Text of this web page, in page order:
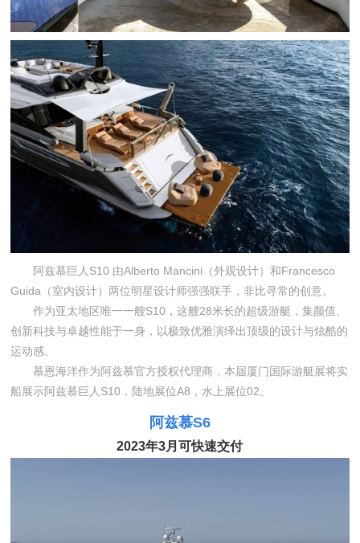
阿兹慕巨人S10 由Alberto Mancini（外观设计）和Francesco
Guida（室内设计）两位明星设计师强强联手，非比寻常的创意。
作为亚太地区唯一一艘S10，这艘28米长的超级游艇，集颜值、
创新科技与卓越性能于一身，以极致优雅演绎出顶级的设计与炫酷的
运动感。
慕恩海洋作为阿兹慕官方授权代理商，本届厦门国际游艇展将实
船展示阿兹慕巨人S10，陆地展位A8，水上展位02。
阿兹慕S6
2023年3月可快速交付